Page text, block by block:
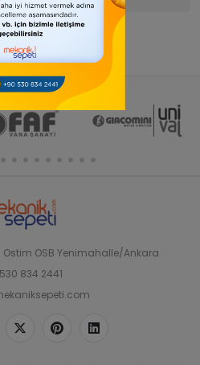
Ostim OSB Yenimahalle/Ankara
834 2441